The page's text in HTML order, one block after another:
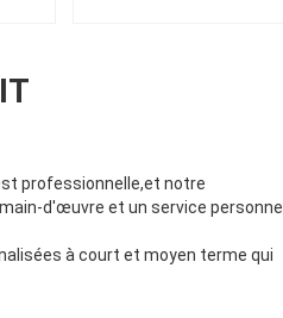
professionnelle,et notre
d'œuvre et un service personnel
à court et moyen terme qui